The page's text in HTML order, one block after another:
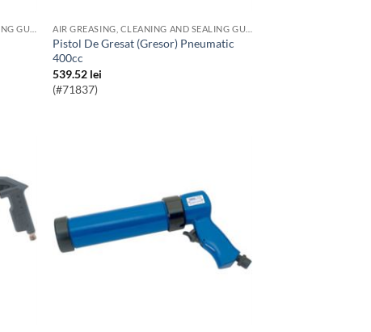
Pistol De Gresat (Gresor) Pneumatic
400cc
539.52 lei
(#71837)